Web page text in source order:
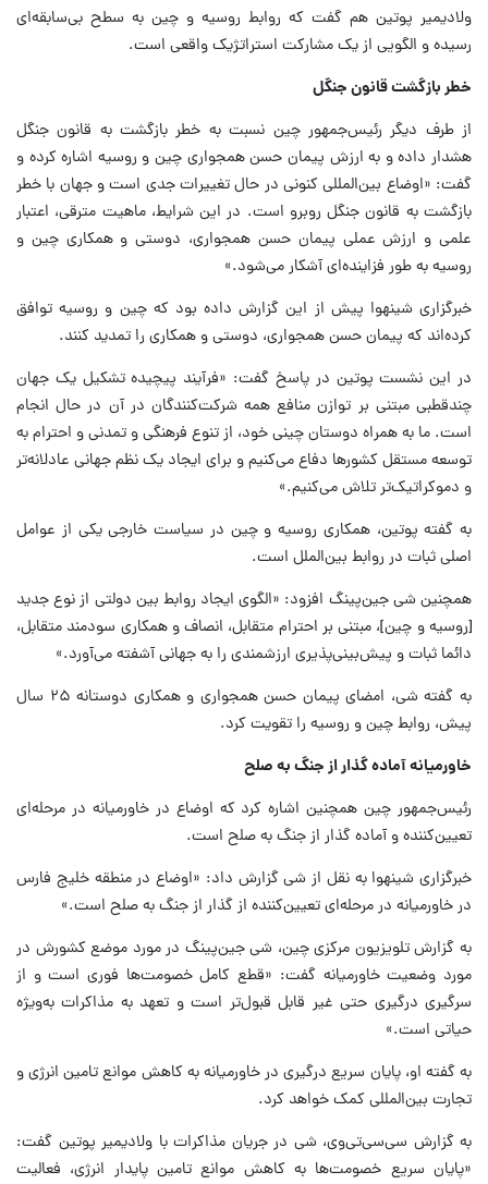
ولادیمیر پوتین هم گفت که روابط روسیه و چین به سطح بی‌سابقه‌ای
رسیده و الگویی از یک مشارکت استراتژیک واقعی است.
خطر بازگشت قانون جنگل
از طرف دیگر رئیس‌جمهور چین نسبت به خطر بازگشت به قانون جنگل
هشدار داده و به ارزش پیمان حسن همجواری چین و روسیه اشاره کرده و
گفت: «اوضاع بین‌المللی کنونی در حال تغییرات جدی است و جهان با خطر
بازگشت به قانون جنگل روبرو است. در این شرایط، ماهیت مترقی، اعتبار
علمی و ارزش عملی پیمان حسن همجواری، دوستی و همکاری چین و
روسیه به طور فزاینده‌ای آشکار می‌شود.»
خبرگزاری شینهوا پیش از این گزارش داده بود که چین و روسیه توافق
کرده‌اند که پیمان حسن همجواری، دوستی و همکاری را تمدید کنند.
در این نشست پوتین در پاسخ گفت: «فرآیند پیچیده تشکیل یک جهان
چندقطبی مبتنی بر توازن منافع همه شرکت‌کنندگان در آن در حال انجام
است. ما به همراه دوستان چینی خود، از تنوع فرهنگی و تمدنی و احترام به
توسعه مستقل کشورها دفاع می‌کنیم و برای ایجاد یک نظم جهانی عادلانه‌تر
و دموکراتیک‌تر تلاش می‌کنیم.»
به گفته پوتین، همکاری روسیه و چین در سیاست خارجی یکی از عوامل
اصلی ثبات در روابط بین‌الملل است.
همچنین شی جین‌پینگ افزود: «الگوی ایجاد روابط بین دولتی از نوع جدید
[روسیه و چین]، مبتنی بر احترام متقابل، انصاف و همکاری سودمند متقابل،
دائما ثبات و پیش‌بینی‌پذیری ارزشمندی را به جهانی آشفته می‌آورد.»
به گفته شی، امضای پیمان حسن همجواری و همکاری دوستانه ۲۵ سال
پیش، روابط چین و روسیه را تقویت کرد.
خاورمیانه آماده گذار از جنگ به صلح
رئیس‌جمهور چین همچنین اشاره کرد که اوضاع در خاورمیانه در مرحله‌ای
تعیین‌کننده و آماده گذار از جنگ به صلح است.
خبرگزاری شینهوا به نقل از شی گزارش داد: «اوضاع در منطقه خلیج فارس
در خاورمیانه در مرحله‌ای تعیین‌کننده از گذار از جنگ به صلح است.»
به گزارش تلویزیون مرکزی چین، شی جین‌پینگ در مورد موضع کشورش در
مورد وضعیت خاورمیانه گفت: «قطع کامل خصومت‌ها فوری است و از
سرگیری درگیری حتی غیر قابل قبول‌تر است و تعهد به مذاکرات به‌ویژه
حیاتی است.»
به گفته او، پایان سریع درگیری در خاورمیانه به کاهش موانع تامین انرژی و
تجارت بین‌المللی کمک خواهد کرد.
به گزارش سی‌سی‌تی‌وی، شی در جریان مذاکرات با ولادیمیر پوتین گفت:
«پایان سریع خصومت‌ها به کاهش موانع تامین پایدار انرژی، فعالیت